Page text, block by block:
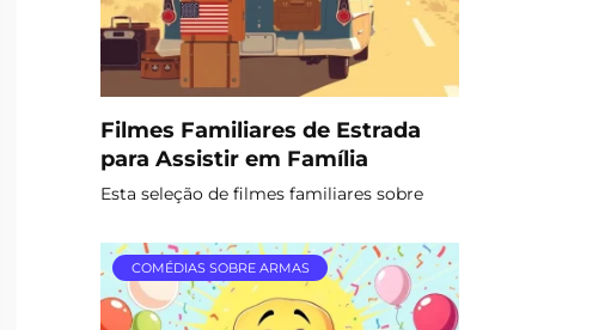
Filmes Familiares de Estrada
para Assistir em Família
Esta seleção de filmes familiares sobre
COMÉDIAS SOBRE ARMAS